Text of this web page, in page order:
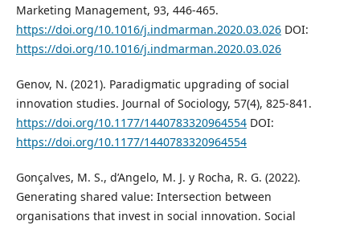
Marketing Management, 93, 446-465.
https://doi.org/10.1016/j.indmarman.2020.03.026DOI:
https://doi.org/10.1016/j.indmarman.2020.03.026
Genov, N. (2021). Paradigmatic upgrading of social
innovation studies. Journal of Sociology, 57(4), 825-841.
https://doi.org/10.1177/1440783320964554DOI:
https://doi.org/10.1177/1440783320964554
Gonçalves, M. S., d’Angelo, M. J. y Rocha, R. G. (2022).
Generating shared value: Intersection between
organisations that invest in social innovation. Social